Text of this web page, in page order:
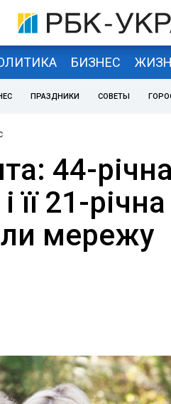
БИЗНЕС
ПРАЗДНИКИ СОВЕТЫ
44-річна
її 21-річна
мережу